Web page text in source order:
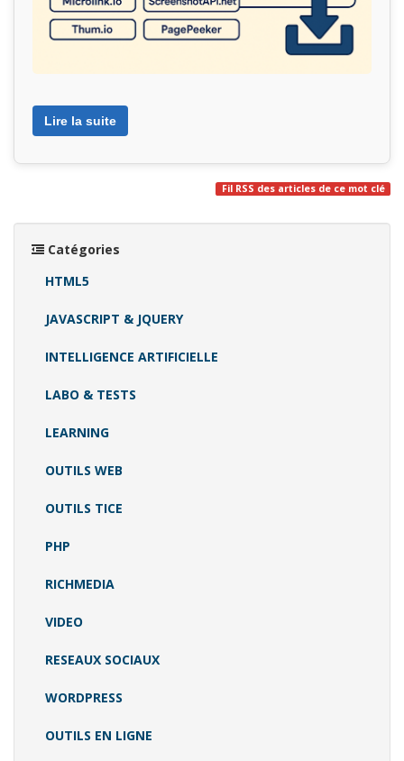
Lire la suite
Fil RSS des articles de ce mot clé
Catégories
HTML5
JAVASCRIPT & JQUERY
INTELLIGENCE ARTIFICIELLE
LABO & TESTS
LEARNING
OUTILS WEB
OUTILS TICE
PHP
RICHMEDIA
VIDEO
RESEAUX SOCIAUX
WORDPRESS
OUTILS EN LIGNE